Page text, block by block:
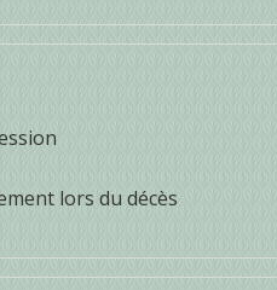
lors du décès